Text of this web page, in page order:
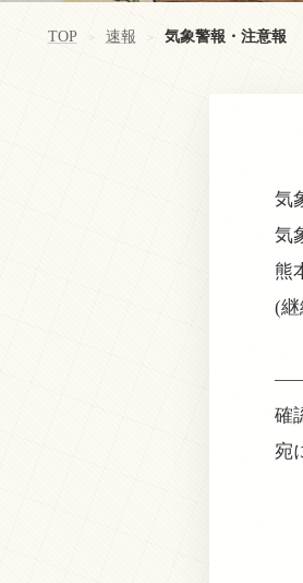
TOP > 速報 > 気象警報・注意報
気
気
熊
(継
確
宛